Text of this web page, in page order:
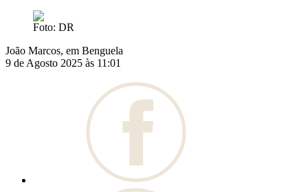
Foto: DR
João Marcos, em Benguela
9 de Agosto 2025 às 11:01